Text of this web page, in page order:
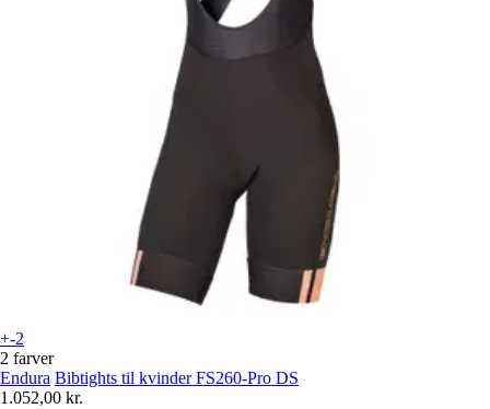
+-2
2 farver
Endura Bibtights til kvinder FS260-Pro DS
1.052,00 kr.